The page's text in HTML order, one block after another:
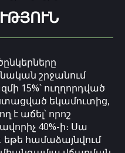
շրջանում
15%՝ ուղղորդված
եկամուտից,
է աճել՝ որոշ
40%-ի։ Սա
եթե համաձայնվում